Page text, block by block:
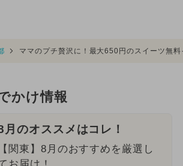
ママのプチ贅沢に！最大650円のスイーツ無料
かけ情報
月のオススメはコレ！
【関東】8月のおすすめを厳選し